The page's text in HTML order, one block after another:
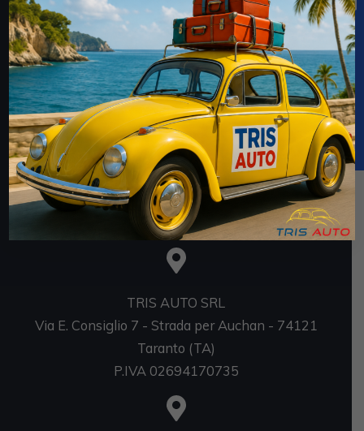
Obblighi informativi per le erogazioni pubbliche: gli aiuti
di Stato e gli aiuti de minimis ricevuti dalla Tris Auto S.r.l.
(CF 02694170735) e della Tris Auto km. Zero S.r.l.
(03052600735) sono contenuti nel Registro nazionale
degli aiuti di Stato di cui all’art. 52 della L. 234/2012 a
cui si rinvia e consultabili al seguente link
https://www.rna.gov.it/RegistroNazionaleTrasparenza/
faces/pages/TrasparenzaAiuto.jspx
TRIS AUTO SRL
Via E. Consiglio 7 - Strada per Auchan - 74121
Taranto (TA)
P.IVA 02694170735